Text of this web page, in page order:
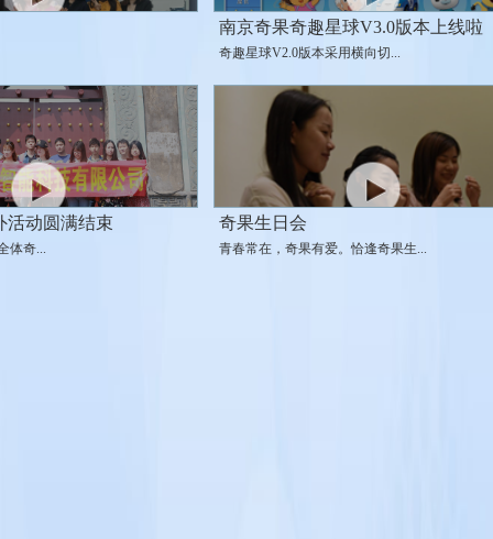
南京奇果奇趣星球V3.0版本上线啦
奇趣星球V2.0版本采用横向切...
活动圆满结束
体奇...
奇果生日会
青春常在，奇果有爱。恰逢奇果生...